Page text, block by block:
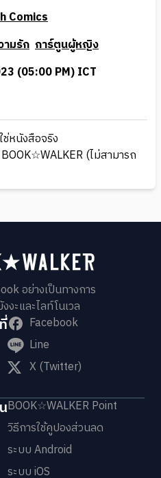
Comics
ามรัก การ์ตูนผู้หญิง
(05:00 PM) ICT
หนังสือจริง
(ไม่สามารถ
อย่างเป็นทางการ
ะและไลท์โนเวล
Facebook
Line
X (Twitter)
BOOK☆WALKER Point
วิธีการใช้คูปองส่วนลด
ระบบ Android
ระบบ iOS